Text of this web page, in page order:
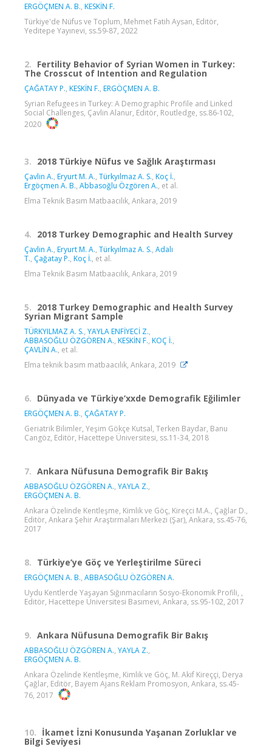
ERGÖÇMEN A. B., KESKİN F.
Türkiye'de Nüfus ve Toplum, Mehmet Fatih Aysan, Editör,
Yeditepe Yayınevi, ss.59-87, 2022
2. Fertility Behavior of Syrian Women in Turkey:
The Crosscut of Intention and Regulation
ÇAĞATAY P., KESKİN F., ERGÖÇMEN A. B.
Syrian Refugees in Turkey: A Demographic Profile and Linked
Social Challenges, Çavlin Alanur, Editör, Routledge, ss.86-102,
2020
3. 2018 Türkiye Nüfus ve Sağlık Araştırması
Çavlin A., Eryurt M. A., Türkyılmaz A. S., Koç İ.,
Ergöçmen A. B., Abbasoğlu Özgören A., et al.
Elma Teknik Basım Matbaacılık, Ankara, 2019
4. 2018 Turkey Demographic and Health Survey
Çavlin A., Eryurt M. A., Türkyılmaz A. S., Adalı
T., Çağatay P., Koç İ., et al.
Elma Teknik Basım Matbaacılık, Ankara, 2019
5. 2018 Turkey Demographic and Health Survey
Syrian Migrant Sample
TÜRKYILMAZ A. S., YAYLA ENFİYECİ Z.,
ABBASOĞLU ÖZGÖREN A., KESKİN F., KOÇ İ.,
ÇAVLİN A., et al.
Elma teknik basım matbaacılık, Ankara, 2019
6. Dünyada ve Türkiye’xxde Demografik Eğilimler
ERGÖÇMEN A. B., ÇAĞATAY P.
Geriatrik Bilimler, Yeşim Gökçe Kutsal, Terken Baydar, Banu
Cangöz, Editör, Hacettepe Üniversitesi, ss.11-34, 2018
7. Ankara Nüfusuna Demografik Bir Bakış
ABBASOĞLU ÖZGÖREN A., YAYLA Z.,
ERGÖÇMEN A. B.
Ankara Özelinde Kentleşme, Kimlik ve Göç, Kireçci M.A., Çağlar D.,
Editör, Ankara Şehir Araştırmaları Merkezi (Şar), Ankara, ss.45-76,
2017
8. Türkiye’ye Göç ve Yerleştirilme Süreci
ERGÖÇMEN A. B., ABBASOĞLU ÖZGÖREN A.
Uydu Kentlerde Yaşayan Sığınmacıların Sosyo-Ekonomik Profili, ,
Editör, Hacettepe Üniversitesi Basımevi, Ankara, ss.95-102, 2017
9. Ankara Nüfusuna Demografik Bir Bakış
ABBASOĞLU ÖZGÖREN A., YAYLA Z.,
ERGÖÇMEN A. B.
Ankara Özelinde Kentleşme, Kimlik ve Göç, M. Akif Kireççi, Derya
Çağlar, Editör, Bayem Ajans Reklam Promosyon, Ankara, ss.45-
76, 2017
10. İkamet İzni Konusunda Yaşanan Zorluklar ve
Bilgi Seviyesi